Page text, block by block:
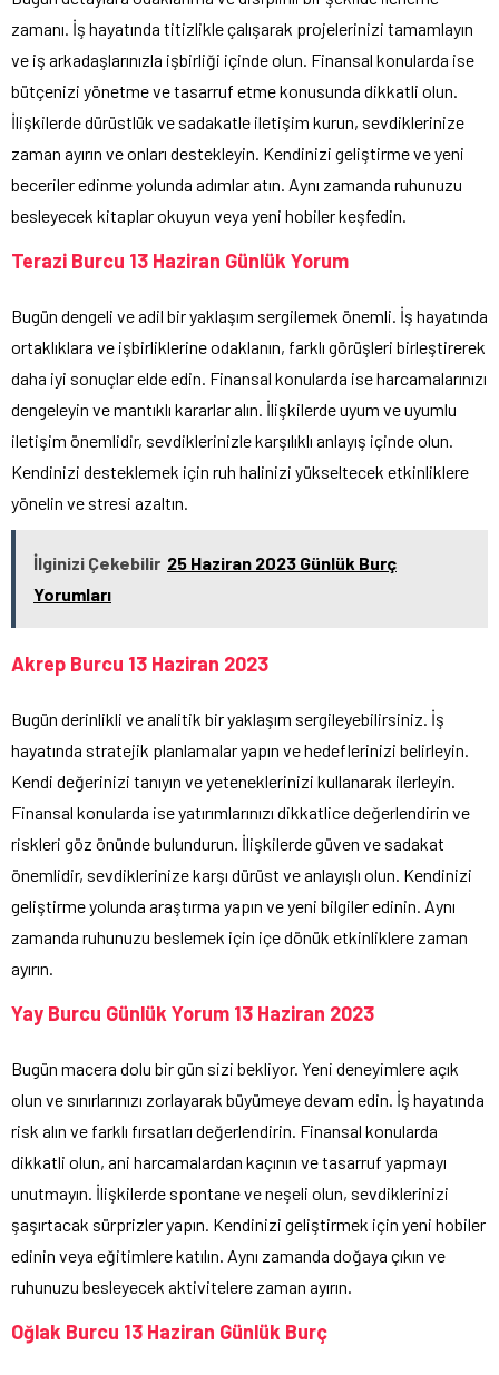
zamanı. İş hayatında titizlikle çalışarak projelerinizi tamamlayın
ve iş arkadaşlarınızla işbirliği içinde olun. Finansal konularda ise
bütçenizi yönetme ve tasarruf etme konusunda dikkatli olun.
İlişkilerde dürüstlük ve sadakatle iletişim kurun, sevdiklerinize
zaman ayırın ve onları destekleyin. Kendinizi geliştirme ve yeni
beceriler edinme yolunda adımlar atın. Aynı zamanda ruhunuzu
besleyecek kitaplar okuyun veya yeni hobiler keşfedin.
Terazi Burcu 13 Haziran Günlük Yorum
Bugün dengeli ve adil bir yaklaşım sergilemek önemli. İş hayatında
ortaklıklara ve işbirliklerine odaklanın, farklı görüşleri birleştirerek
daha iyi sonuçlar elde edin. Finansal konularda ise harcamalarınızı
dengeleyin ve mantıklı kararlar alın. İlişkilerde uyum ve uyumlu
iletişim önemlidir, sevdiklerinizle karşılıklı anlayış içinde olun.
Kendinizi desteklemek için ruh halinizi yükseltecek etkinliklere
yönelin ve stresi azaltın.
İlginizi Çekebilir 25 Haziran 2023 Günlük Burç
Yorumları
Akrep Burcu 13 Haziran 2023
Bugün derinlikli ve analitik bir yaklaşım sergileyebilirsiniz. İş
hayatında stratejik planlamalar yapın ve hedeflerinizi belirleyin.
Kendi değerinizi tanıyın ve yeteneklerinizi kullanarak ilerleyin.
Finansal konularda ise yatırımlarınızı dikkatlice değerlendirin ve
riskleri göz önünde bulundurun. İlişkilerde güven ve sadakat
önemlidir, sevdiklerinize karşı dürüst ve anlayışlı olun. Kendinizi
geliştirme yolunda araştırma yapın ve yeni bilgiler edinin. Aynı
zamanda ruhunuzu beslemek için içe dönük etkinliklere zaman
ayırın.
Yay Burcu Günlük Yorum 13 Haziran 2023
Bugün macera dolu bir gün sizi bekliyor. Yeni deneyimlere açık
olun ve sınırlarınızı zorlayarak büyümeye devam edin. İş hayatında
risk alın ve farklı fırsatları değerlendirin. Finansal konularda
dikkatli olun, ani harcamalardan kaçının ve tasarruf yapmayı
unutmayın. İlişkilerde spontane ve neşeli olun, sevdiklerinizi
şaşırtacak sürprizler yapın. Kendinizi geliştirmek için yeni hobiler
edinin veya eğitimlere katılın. Aynı zamanda doğaya çıkın ve
ruhunuzu besleyecek aktivitelere zaman ayırın.
Oğlak Burcu 13 Haziran Günlük Burç